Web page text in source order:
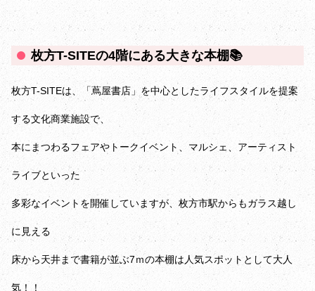
枚方T-SITEの4階にある大きな本棚📚️
枚方T-SITEは、「蔦屋書店」を中心としたライフスタイルを提案
する文化商業施設で、
本にまつわるフェアやトークイベント、マルシェ、アーティスト
ライブといった
多彩なイベントを開催していますが、枚方市駅からもガラス越し
に見える
床から天井まで書籍が並ぶ7ｍの本棚は人気スポットとして大人
気！！